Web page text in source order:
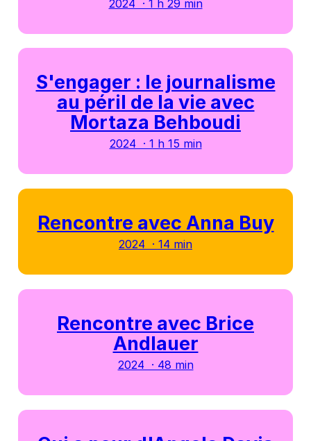
2024 · 1 h 29 min
S'engager : le journalisme
au péril de la vie avec
Mortaza Behboudi
2024 · 1 h 15 min
Rencontre avec Anna Buy
2024 · 14 min
Rencontre avec Brice
Andlauer
2024 · 48 min